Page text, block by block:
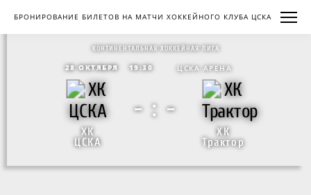
БРОНИРОВАНИЕ БИЛЕТОВ НА МАТЧИ ХОККЕЙНОГО КЛУБА ЦСКА
КОНТИНЕНТАЛЬНАЯ ХОККЕЙНАЯ ЛИГА
ХК
ЦСКА
- : -
ХК
Трактор
28 ОКТЯБРЯ 19:30 ЦСКА АРЕНА